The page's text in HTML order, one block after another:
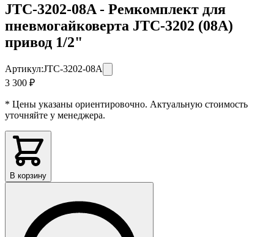
JTC-3202-08A - Ремкомплект для
пневмогайковерта JTC-3202 (08А)
привод 1/2"
Артикул:JTC-3202-08A
3 300 ₽
* Цены указаны ориентировочно. Актуальную стоимость
уточняйте у менеджера.
В корзину